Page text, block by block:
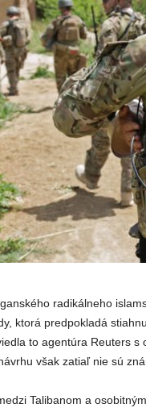
radikálneho
ktorá predpokladá
to agentúra Reuters
však zatiaľ nie sú
Talibanom a